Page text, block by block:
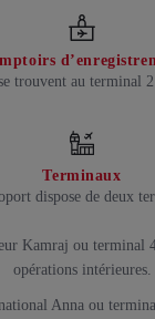
trouvent au terminal
Terminaux
dispose de deux
Kamraj ou terminal
opérations intérieures.
Anna ou